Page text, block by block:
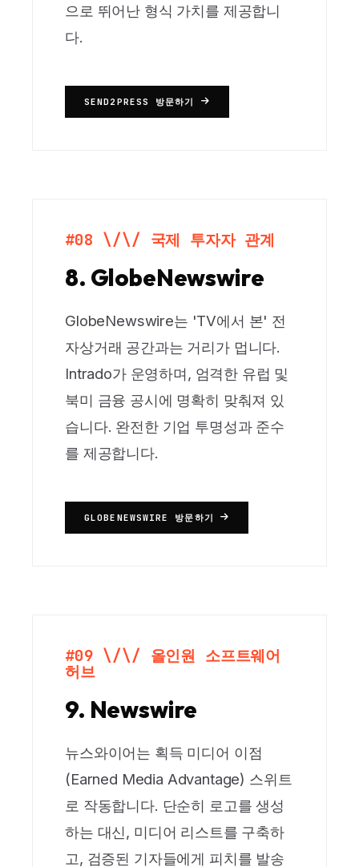
으로 뛰어난 형식 가치를 제공합니
다.
SEND2PRESS 방문하기
#08 \/\/ 국제 투자자 관계
8. GlobeNewswire
GlobeNewswire는 'TV에서 본' 전
자상거래 공간과는 거리가 멉니다.
Intrado가 운영하며, 엄격한 유럽 및
북미 금융 공시에 명확히 맞춰져 있
습니다. 완전한 기업 투명성과 준수
를 제공합니다.
GLOBENEWSWIRE 방문하기
#09 \/\/ 올인원 소프트웨어
허브
9. Newswire
뉴스와이어는 획득 미디어 이점
(Earned Media Advantage) 스위트
로 작동합니다. 단순히 로고를 생성
하는 대신, 미디어 리스트를 구축하
고, 검증된 기자들에게 피치를 발송